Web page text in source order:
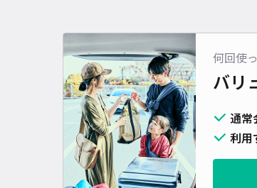
何回使
バリ
通常
利用